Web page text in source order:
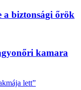
a biztonsági őrök
kamara